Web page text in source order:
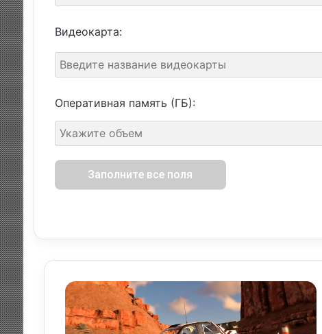
Видеокарта:
Оперативная память (ГБ):
Заполните все поля